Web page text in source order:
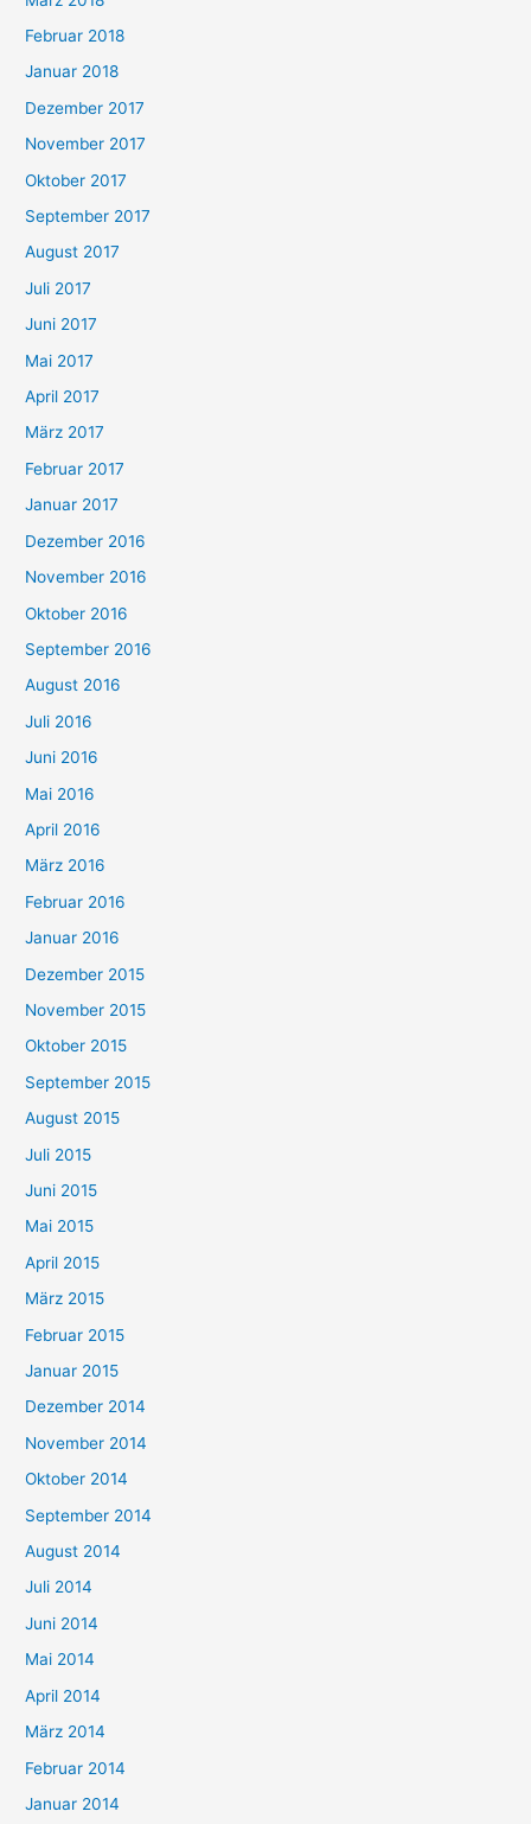
Februar 2018
Januar 2018
Dezember 2017
November 2017
Oktober 2017
September 2017
August 2017
Juli 2017
Juni 2017
Mai 2017
April 2017
März 2017
Februar 2017
Januar 2017
Dezember 2016
November 2016
Oktober 2016
September 2016
August 2016
Juli 2016
Juni 2016
Mai 2016
April 2016
März 2016
Februar 2016
Januar 2016
Dezember 2015
November 2015
Oktober 2015
September 2015
August 2015
Juli 2015
Juni 2015
Mai 2015
April 2015
März 2015
Februar 2015
Januar 2015
Dezember 2014
November 2014
Oktober 2014
September 2014
August 2014
Juli 2014
Juni 2014
Mai 2014
April 2014
März 2014
Februar 2014
Januar 2014